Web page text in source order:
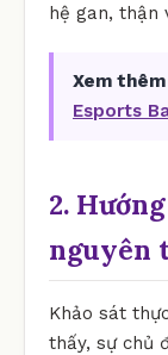
hệ gan, thận
Xem
Esports
2.
nguyên
Khảo sát
thấy, sự chủ